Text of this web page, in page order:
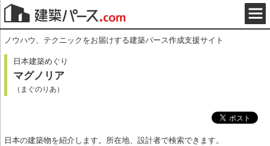
ノウハウ、テクニックをお届けする建築パース作成支援サイト
日本建築めぐり
マグノリア
（まぐのりあ）
日本の建築物を紹介します。所在地、設計者で検索できます。